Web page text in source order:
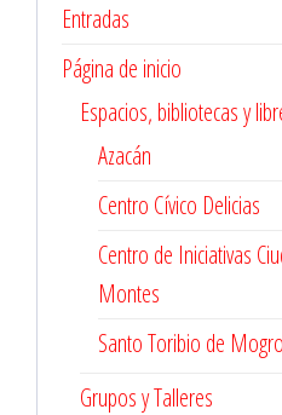
Entradas
Página de inicio
Espacios, bibliotecas y
Azacán
Centro Cívico Delicias
Centro de Iniciativas
Montes
Santo Toribio de
Grupos y Talleres